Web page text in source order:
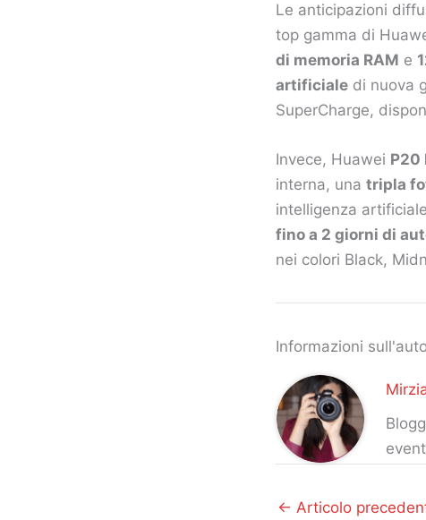
Le anticipazioni
top gamma di
di memoria RAM e
artificiale di nuova
SuperCharge,
Invece, Huawei P20
interna, una tripla
intelligenza
fino a 2 giorni di
nei colori Black,
Informazioni
← Articolo